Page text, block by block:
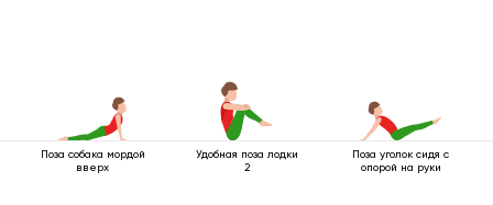
Поза собака мордой
вверх
Удобная поза лодки
2
Поза уголок сидя с
опорой на руки